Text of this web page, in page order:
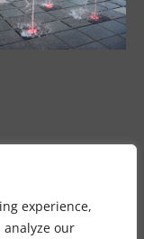
experience,
our
ne smije stupati u